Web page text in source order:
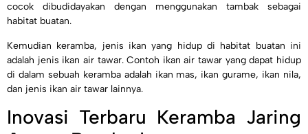
cocok dibudidayakan dengan menggunakan tambak sebagai
habitat buatan.
Kemudian keramba, jenis ikan yang hidup di habitat buatan ini
adalah jenis ikan air tawar. Contoh ikan air tawar yang dapat hidup
di dalam sebuah keramba adalah ikan mas, ikan gurame, ikan nila,
dan jenis ikan air tawar lainnya.
Inovasi Terbaru Keramba Jaring